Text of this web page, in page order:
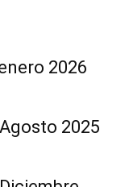
2026
2025